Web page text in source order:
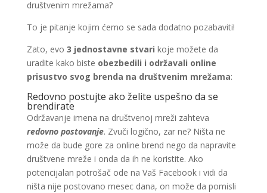
društvenim mrežama?
To je pitanje kojim ćemo se sada dodatno pozabaviti!
Zato, evo 3 jednostavne stvari koje možete da
uradite kako biste obezbedili i održavali online
prisustvo svog brenda na društvenim mrežama:
Redovno postujte ako želite uspešno da se
brendirate
Održavanje imena na društvenoj mreži zahteva
redovno postovanje. Zvuči logično, zar ne? Ništa ne
može da bude gore za online brend nego da napravite
društvene mreže i onda da ih ne koristite. Ako
potencijalan potrošač ode na Vaš Facebook i vidi da
ništa nije postovano mesec dana, on može da pomisli